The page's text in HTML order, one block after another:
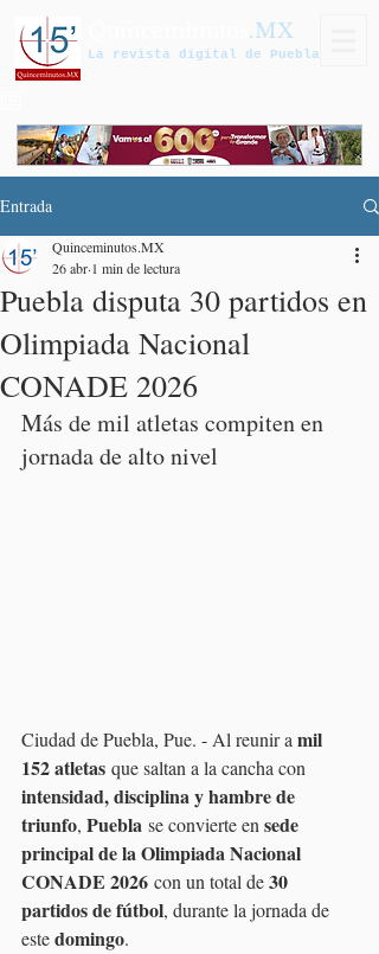
.MX
La revista digital de Puebla
Entrada
Puebla disputa 30 partidos en
Olimpiada Nacional
CONADE 2026
Quinceminutos.MX
26 abr 1 min de lectura
Más de mil atletas compiten en
jornada de alto nivel
Ciudad de Puebla, Pue. - Al reunir a mil
152 atletas que saltan a la cancha con
intensidad, disciplina y hambre de
triunfo, Puebla se convierte en sede
principal de la Olimpiada Nacional
CONADE 2026 con un total de 30
partidos de fútbol, durante la jornada de
este domingo.